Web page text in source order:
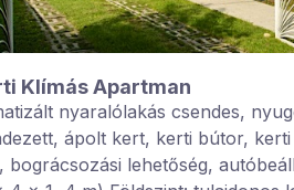
Klímás Apartman
nyaralólakás csendes,
ápolt kert, kerti bútor,
bográcsozási lehetőség,